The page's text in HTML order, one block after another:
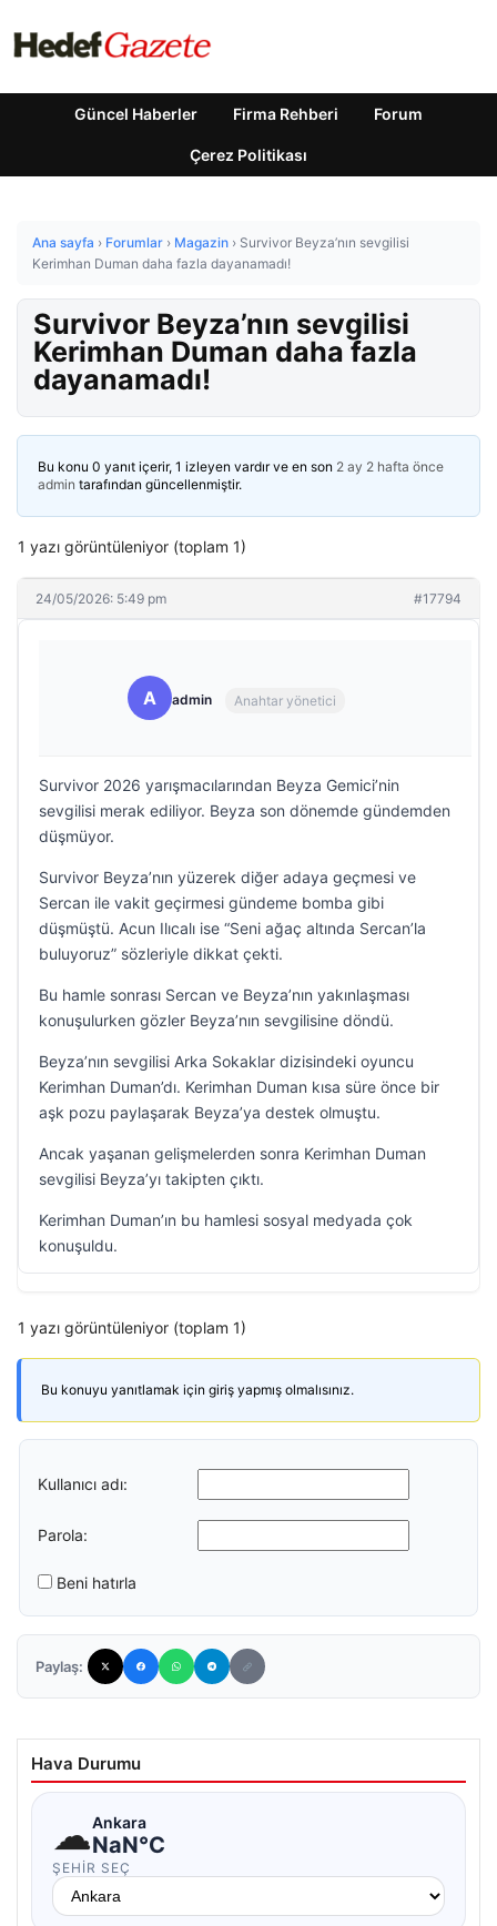
Güncel Haberler Firma Rehberi Forum
Çerez Politikası
Ana sayfa › Forumlar › Magazin › Survivor Beyza’nın sevgilisi
Kerimhan Duman daha fazla dayanamadı!
Survivor Beyza’nın sevgilisi
Kerimhan Duman daha fazla
dayanamadı!
Bu konu 0 yanıt içerir, 1 izleyen vardır ve en son 2 ay 2 hafta önce
admin tarafından güncellenmiştir.
1 yazı görüntüleniyor (toplam 1)
24/05/2026: 5:49 pm #17794
A admin Anahtar yönetici
Survivor 2026 yarışmacılarından Beyza Gemici’nin
sevgilisi merak ediliyor. Beyza son dönemde gündemden
düşmüyor.
Survivor Beyza’nın yüzerek diğer adaya geçmesi ve
Sercan ile vakit geçirmesi gündeme bomba gibi
düşmüştü. Acun Ilıcalı ise “Seni ağaç altında Sercan’la
buluyoruz” sözleriyle dikkat çekti.
Bu hamle sonrası Sercan ve Beyza’nın yakınlaşması
konuşulurken gözler Beyza’nın sevgilisine döndü.
Beyza’nın sevgilisi Arka Sokaklar dizisindeki oyuncu
Kerimhan Duman’dı. Kerimhan Duman kısa süre önce bir
aşk pozu paylaşarak Beyza’ya destek olmuştu.
Ancak yaşanan gelişmelerden sonra Kerimhan Duman
sevgilisi Beyza’yı takipten çıktı.
Kerimhan Duman’ın bu hamlesi sosyal medyada çok
konuşuldu.
1 yazı görüntüleniyor (toplam 1)
Bu konuyu yanıtlamak için giriş yapmış olmalısınız.
Kullanıcı adı:
Parola:
Beni hatırla
Paylaş:
Hava Durumu
☁Ankara
NaN°C
ŞEHIR SEÇ